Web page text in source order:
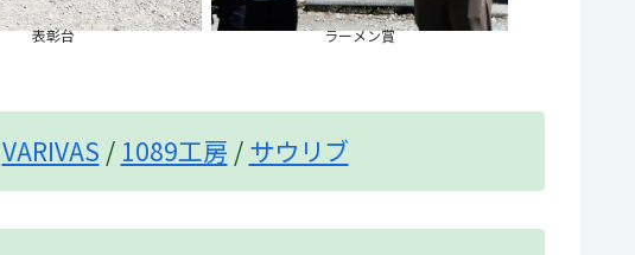
表彰台 ラーメン賞
VARIVAS / 1089工房 / サウリブ